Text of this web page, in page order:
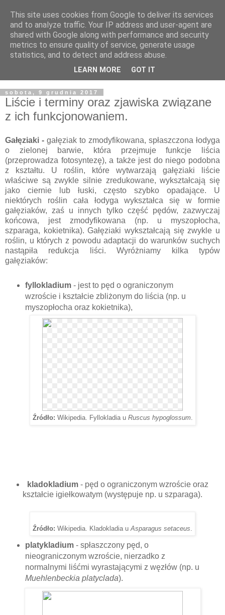
sobota, 9 grudnia 2017
Liście i terminy oraz zjawiska związane
z ich funkcjonowaniem.
Gałęziaki - gałęziak to zmodyfikowana, spłaszczona łodyga
o zielonej barwie, która przejmuje funkcje liścia
(przeprowadza fotosyntezę), a także jest do niego podobna
z kształtu. U roślin, które wytwarzają gałęziaki liście
właściwe są zwykle silnie zredukowane, wykształcają się
jako ciernie lub łuski, często szybko opadające. U
niektórych roślin cała łodyga wykształca się w formie
gałęziaków, zaś u innych tylko część pędów, zazwyczaj
końcowa, jest zmodyfikowana (np. u myszopłocha,
szparaga, kokietnika). Gałęziaki wykształcają się zwykle u
roślin, u których z powodu adaptacji do warunków suchych
nastąpiła redukcja liści. Wyróżniamy kilka typów
gałęziaków:
fyllokladium- jest to pęd o ograniczonym
wzroście i kształcie zbliżonym do liścia (np. u
myszopłocha oraz kokietnika),
Źródło: Wikipedia. Fyllokladia u Ruscus hypoglossum.
kladokladium - pęd o ograniczonym wzroście oraz
kształcie igiełkowatym (występuje np. u szparaga).
Źródło: Wikipedia. Kladokladia u Asparagus setaceus
platykladium- spłaszczony pęd, o
nieograniczonym wzroście, nierzadko z
normalnymi liśćmi wyrastającymi z węzłów (np. u
Muehlenbeckia platyclada).
This site uses cookies from Google to deliver its services
and to analyze traffic. Your IP address and user-agent are
shared with Google along with performance and security
metrics to ensure quality of service, generate usage
statistics, and to detect and address abuse.
LEARN MORE GOT IT